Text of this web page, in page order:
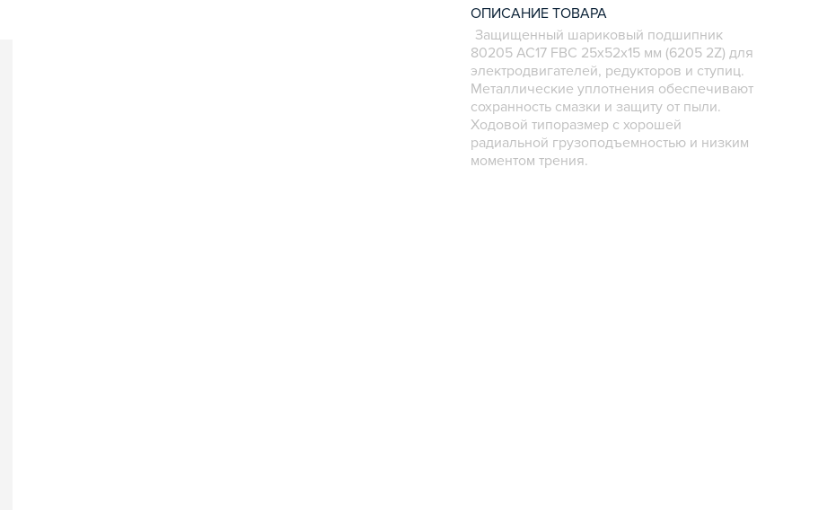
ОПИСАНИЕ ТОВАРА
Защищенный шариковый подшипник
80205 АС17 FBC 25х52х15 мм (6205 2Z) для
электродвигателей, редукторов и ступиц.
Металлические уплотнения обеспечивают
сохранность смазки и защиту от пыли.
Ходовой типоразмер с хорошей
радиальной грузоподъемностью и низким
моментом трения.